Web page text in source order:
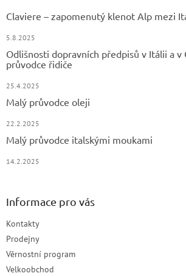
Claviere – zapomenutý klenot Alp mezi
5.8.2025
Odlišnosti dopravních předpisů v Itálii a v
průvodce řidiče
25.4.2025
Malý průvodce oleji
22.2.2025
Malý průvodce italskými moukami
14.2.2025
Informace pro vás
Kontakty
Prodejny
Věrnostní program
Velkoobchod